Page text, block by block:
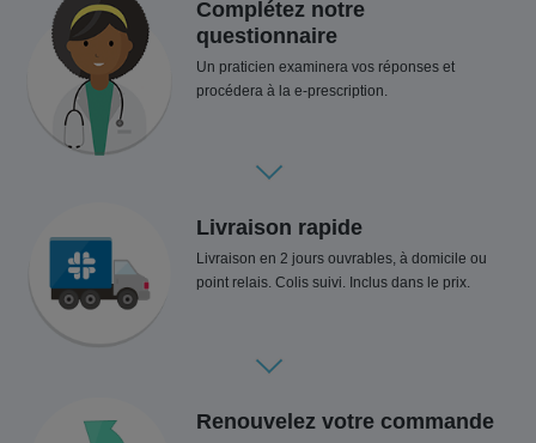
Complétez notre
questionnaire
Un praticien examinera vos réponses et
procédera à la e-prescription.
Livraison rapide
Livraison en 2 jours ouvrables, à domicile ou
point relais. Colis suivi. Inclus dans le prix.
Renouvelez votre commande